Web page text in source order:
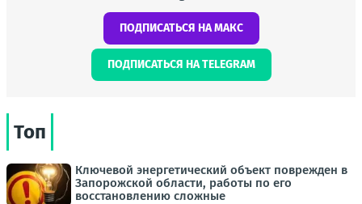
ПОДПИСАТЬСЯ НА МАКС
ПОДПИСАТЬСЯ НА TELEGRAM
Топ
Ключевой энергетический объект поврежден в
Запорожской области, работы по его
восстановлению сложные